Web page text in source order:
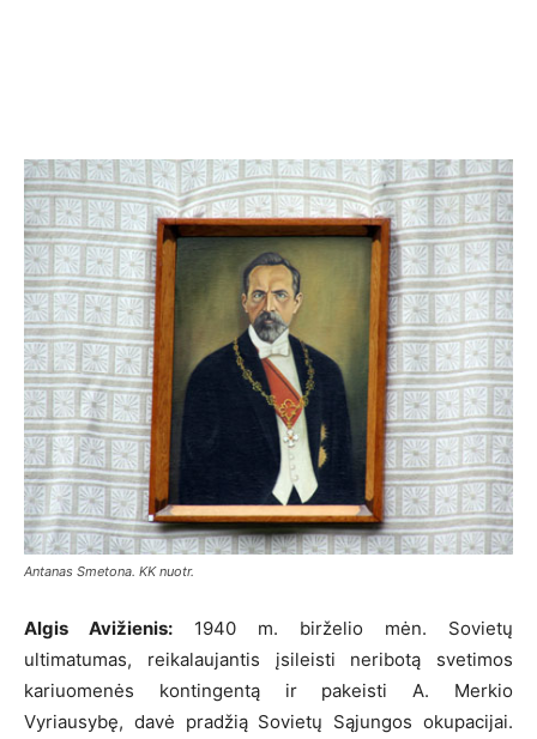
Antanas Smetona. KK nuotr.
Algis Avižienis: 1940 m. birželio mėn. Sovietų
ultimatumas, reikalaujantis įsileisti neribotą svetimos
kariuomenės kontingentą ir pakeisti A. Merkio
Vyriausybę, davė pradžią Sovietų Sąjungos okupacijai.